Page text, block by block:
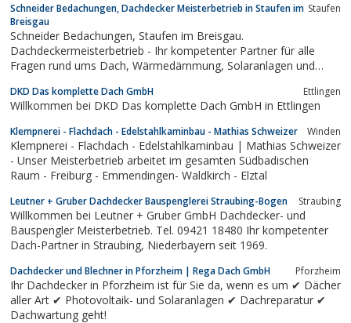
Schneider Bedachungen, Dachdecker Meisterbetrieb in Staufen im
Breisgau
Staufen
Schneider Bedachungen, Staufen im Breisgau.
Dachdeckermeisterbetrieb - Ihr kompetenter Partner für alle
Fragen rund ums Dach, Wärmedämmung, Solaranlagen und
DKD Das komplette Dach GmbH Ettlingen
Willkommen bei DKD Das komplette Dach GmbH in Ettlingen
Klempnerei - Flachdach - Edelstahlkaminbau - Mathias Schweizer Winden
Klempnerei - Flachdach - Edelstahlkaminbau | Mathias Schweizer
- Unser Meisterbetrieb arbeitet im gesamten Südbadischen
Raum - Freiburg - Emmendingen- Waldkirch - Elztal
Leutner + Gruber Dachdecker Bauspenglerei Straubing-Bogen Straubing
Willkommen bei Leutner + Gruber GmbH Dachdecker- und
Bauspengler Meisterbetrieb. Tel. 09421 18480 Ihr kompetenter
Dach-Partner in Straubing, Niederbayern seit 1969.
Dachdecker und Blechner in Pforzheim | Rega Dach GmbH Pforzheim
Ihr Dachdecker in Pforzheim ist für Sie da, wenn es um ✔ Dächer
aller Art ✔ Photovoltaik- und Solaranlagen ✔ Dachreparatur ✔
Dachwartung geht!